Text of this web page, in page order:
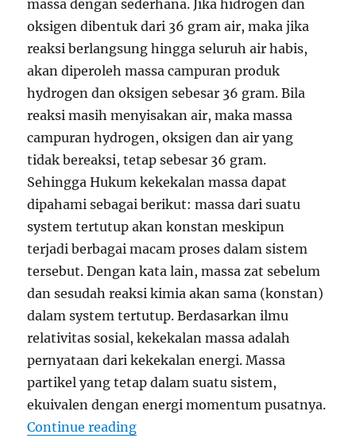
massa dengan sederhana. Jika hidrogen dan
oksigen dibentuk dari 36 gram air, maka jika
reaksi berlangsung hingga seluruh air habis,
akan diperoleh massa campuran produk
hydrogen dan oksigen sebesar 36 gram. Bila
reaksi masih menyisakan air, maka massa
campuran hydrogen, oksigen dan air yang
tidak bereaksi, tetap sebesar 36 gram.
Sehingga Hukum kekekalan massa dapat
dipahami sebagai berikut: massa dari suatu
system tertutup akan konstan meskipun
terjadi berbagai macam proses dalam sistem
tersebut. Dengan kata lain, massa zat sebelum
dan sesudah reaksi kimia akan sama (konstan)
dalam system tertutup. Berdasarkan ilmu
relativitas sosial, kekekalan massa adalah
pernyataan dari kekekalan energi. Massa
partikel yang tetap dalam suatu sistem,
ekuivalen dengan energi momentum pusatnya.
Continue reading“Hukum Kekekalan Massa